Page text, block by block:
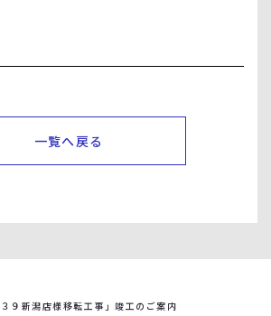
一覧へ戻る
９新潟店様移転工事」竣工のご案内